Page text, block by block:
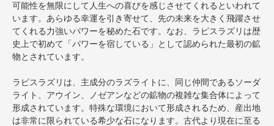
可能性を無限にして人生への喜びを感じさせてくれるといわれて
います。あらゆる幸運を引き寄せて、先の未来を大きく飛躍させ
てくれる力強いパワーを秘めた石です。なお、ラピスラズリは歴
史上で初めて「パワーを宿している」として認められた最初の鉱
物とされています。
ラピスラズリは、主成分のラズライトに、同じ仲間であるソーダ
ライト、アウイン、ノゼアンなどの鉱物の複雑な集合体によって
形成されています。特殊な環境において形成されるため、産出地
は非常に限られている希少な石になります。古代より現在に至る